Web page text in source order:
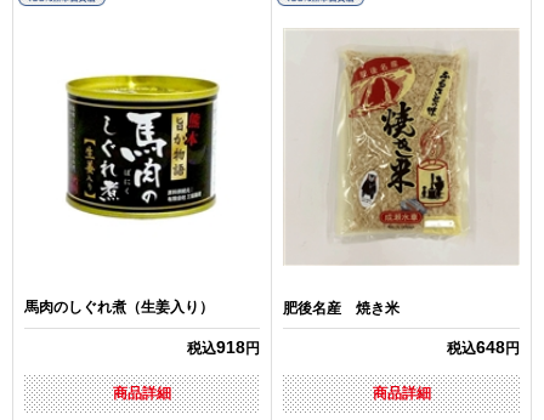
馬肉のしぐれ煮（生姜入り）
税込918円
商品詳細
肥後名産 焼き米
税込648円
商品詳細